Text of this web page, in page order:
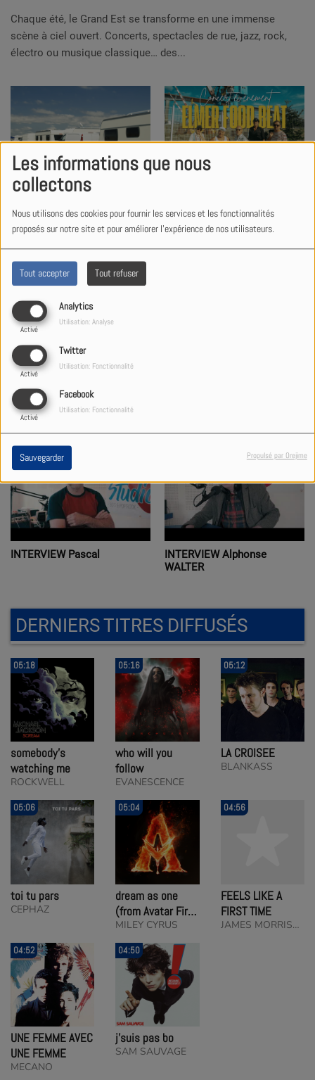
Les informations que nous
collectons
Nous utilisons des cookies pour fournir les services et les fonctionnalités
proposés sur notre site et pour améliorer l'expérience de nos utilisateurs.
Tout accepter Tout refuser
Analytics
Activé
Utilisation: Analyse
Twitter
Activé
Utilisation: Fonctionnalité
Facebook
Activé
Utilisation: Fonctionnalité
Sauvegarder Propulsé par Orejime
Chaque été, le Grand Est se transforme en une immense
scène à ciel ouvert. Concerts, spectacles de rue, jazz, rock,
électro ou musique classique… des...
Plus d’une centaine de gens
terrain agricole à
Sarreguemines
Food Beat au Pays de
Bitche
Éclipse solaire du 12 août :
secteurs les mieux placés
pour observer le phénomène
VIDEO
INTERVIEW Pascal
INTERVIEW Alphonse
WALTER
DERNIERS TITRES DIFFUSÉS
05:18
somebody's
watching me
ROCKWELL
05:16
who will you
follow
EVANESCENCE
05:12
LA CROISEE
BLANKASS
05:06
toi tu pars
CEPHAZ
05:04
dream as one
(from Avatar Fire
and Ash)
MILEY CYRUS
04:56
FEELS LIKE A
FIRST TIME
JAMES MORRISON
04:52
UNE FEMME AVEC
UNE FEMME
MECANO
04:50
j'suis pas bo
SAM SAUVAGE